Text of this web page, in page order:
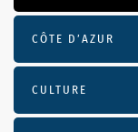
CÔTE D’AZUR
CULTURE